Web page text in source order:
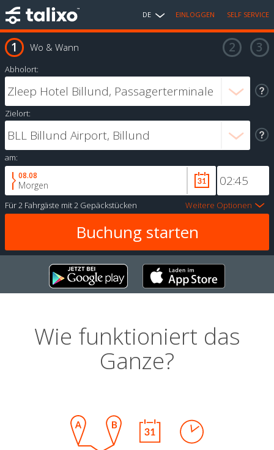
DE EINLOGGEN SELF SERVICE
Wo & Wann
Abholort:
Zielort:
am:
08.08
Morgen
Für2 Fahrgäste mit2 Gepäckstücken Weitere Optionen
Wie funktioniert das
Ganze?